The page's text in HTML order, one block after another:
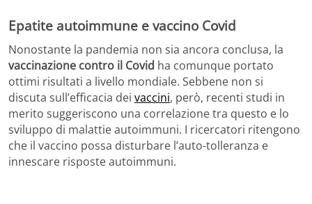
Epatite autoimmune e vaccino Covid
Nonostante la pandemia non sia ancora conclusa, la
vaccinazione contro il Covid ha comunque portato
ottimi risultati a livello mondiale. Sebbene non si
discuta sull’efficacia dei vaccini, però, recenti studi in
merito suggeriscono una correlazione tra questo e lo
sviluppo di malattie autoimmuni. I ricercatori ritengono
che il vaccino possa disturbare l’auto-tolleranza e
innescare risposte autoimmuni.